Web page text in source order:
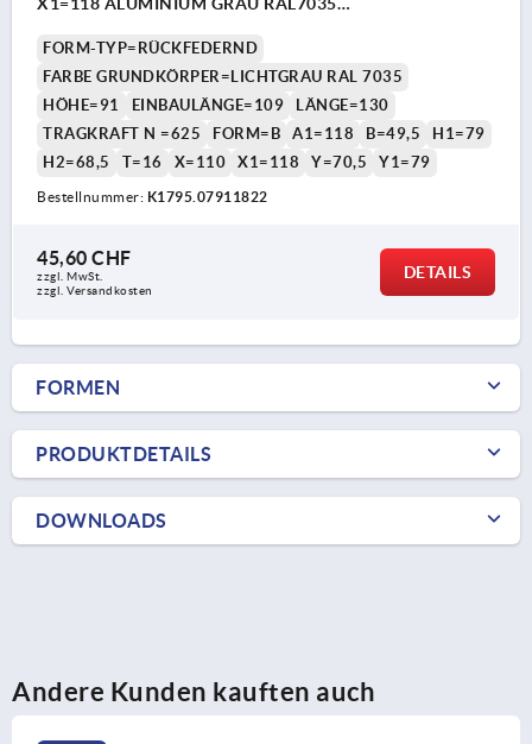
FORM-TYP=RÜCKFEDERND
FARBE GRUNDKÖRPER=LICHTGRAU RAL 7035
HÖHE=91
EINBAULÄNGE=109
LÄNGE=130
TRAGKRAFT N =625
FORM=B A1=118 B=49,5
H1=79
H2=68,5
T=16 X=110 X1=118 Y=70,5 Y1=79
Bestellnummer: K1795.07911822
45,60 CHF
zzgl. MwSt.
zzgl. Versandkosten
DETAILS
FORMEN
PRODUKTDETAILS
DOWNLOADS
Andere Kunden kauften auch